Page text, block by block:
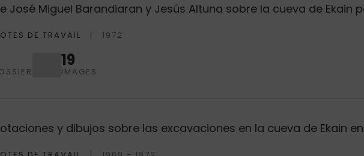
José Miguel Barandiaran y Jesús Altuna sobre la cueva de Ekain
DE TRAVAIL 1972
19
IMAGES
y dibujos sobre las excavaciones en la cueva de Ekain en